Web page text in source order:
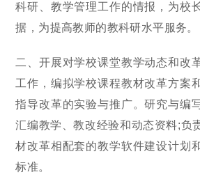
科研、教学管理工作的情报，为校
据，为提高教师的教科研水平服务。
二、开展对学校课堂教学动态和改
工作，编拟学校课程教材改革方案
指导改革的实验与推广。研究与编
汇编教学、教改经验和动态资料;负
材改革相配套的教学软件建设计划
标准。